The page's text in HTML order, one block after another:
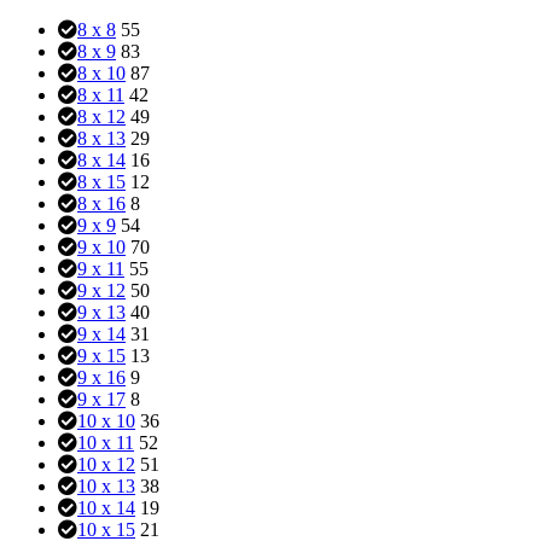
8 x 8 55
8 x 9 83
8 x 10 87
8 x 11 42
8 x 12 49
8 x 13 29
8 x 14 16
8 x 15 12
8 x 16 8
9 x 9 54
9 x 10 70
9 x 11 55
9 x 12 50
9 x 13 40
9 x 14 31
9 x 15 13
9 x 16 9
9 x 17 8
10 x 10 36
10 x 11 52
10 x 12 51
10 x 13 38
10 x 14 19
10 x 15 21